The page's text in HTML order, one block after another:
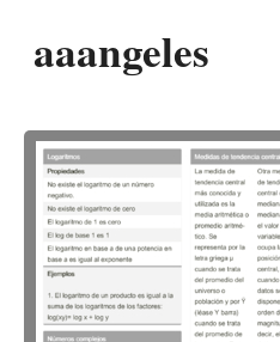
aaangeles